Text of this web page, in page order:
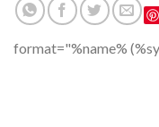
format="%name%